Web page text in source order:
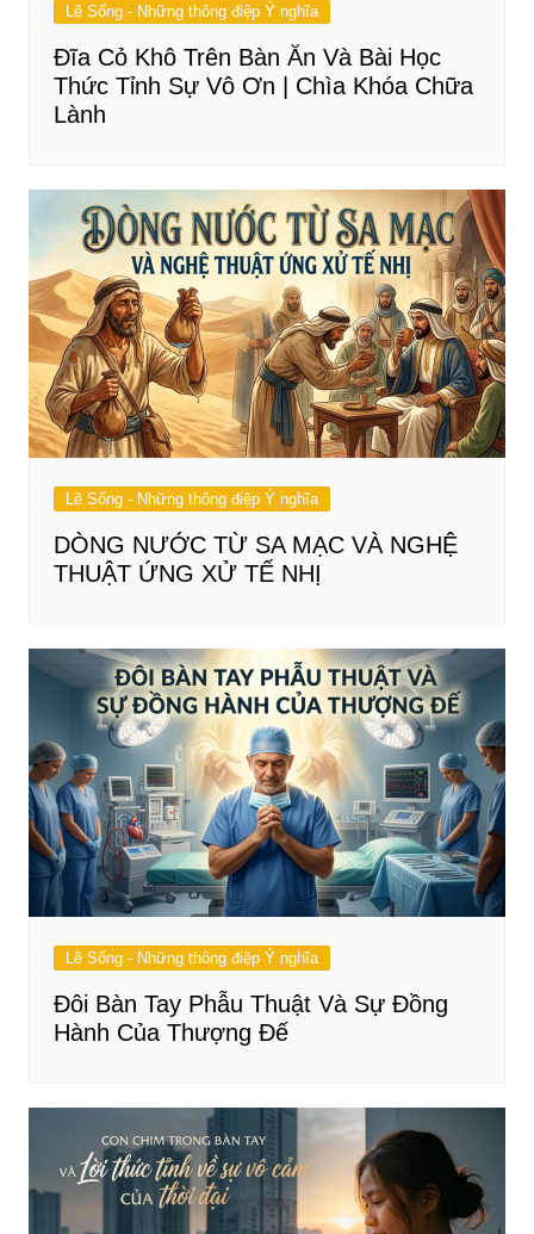
Lẽ Sống - Những thông điệp Ý nghĩa
Đĩa Cỏ Khô Trên Bàn Ăn Và Bài Học
Thức Tỉnh Sự Vô Ơn | Chìa Khóa Chữa
Lành
Lẽ Sống - Những thông điệp Ý nghĩa
DÒNG NƯỚC TỪ SA MẠC VÀ NGHỆ
THUẬT ỨNG XỬ TẾ NHỊ
Lẽ Sống - Những thông điệp Ý nghĩa
Đôi Bàn Tay Phẫu Thuật Và Sự Đồng
Hành Của Thượng Đế